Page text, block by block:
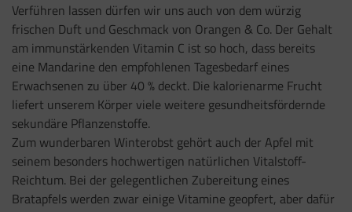
Verführen lassen dürfen wir uns auch von dem würzig
frischen Duft und Geschmack von Orangen & Co. Der Gehalt
am immunstärkenden Vitamin C ist so hoch, dass bereits
eine Mandarine den empfohlenen Tagesbedarf eines
Erwachsenen zu über 40 % deckt. Die kalorienarme Frucht
liefert unserem Körper viele weitere gesundheitsfördernde
sekundäre Pflanzenstoffe.
Zum wunderbaren Winterobst gehört auch der Apfel mit
seinem besonders hochwertigen natürlichen Vitalstoff-
Reichtum. Bei der gelegentlichen Zubereitung eines
Bratapfels werden zwar einige Vitamine geopfert, aber dafür